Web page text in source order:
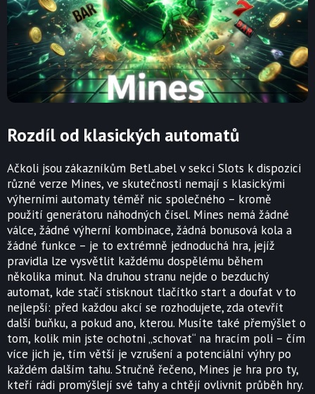
Rozdíl od klasických automatů
Ačkoli jsou zákazníkům BetLabel v sekci Slots k dispozici
různé verze Mines, ve skutečnosti nemají s klasickými
výherními automaty téměř nic společného – kromě
použití generátoru náhodných čísel. Mines nemá žádné
válce, žádné výherní kombinace, žádná bonusová kola a
žádné funkce – je to extrémně jednoduchá hra, jejíž
pravidla lze vysvětlit každému dospělému během
několika minut. Na druhou stranu nejde o bezduchý
automat, kde stačí stisknout tlačítko start a doufat v to
nejlepší: před každou akcí se rozhodujete, zda otevřít
další buňku, a pokud ano, kterou. Musíte také přemýšlet o
tom, kolik min jste ochotni „schovat“ na hracím poli – čím
více jich je, tím větší je vzrušení a potenciální výhry po
každém dalším tahu. Stručně řečeno, Mines je hra pro ty,
kteří rádi promýšlejí své tahy a chtějí ovlivnit průběh hry.